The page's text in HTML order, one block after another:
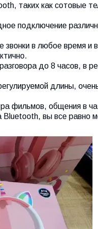
таких как сотовые
подключение
звонки в любое время и
до 8 часов, в
длины,
фильмов, общения в
Bluetooth, вы все равно